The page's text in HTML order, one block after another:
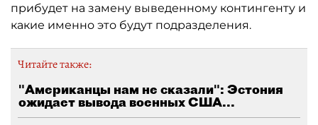
прибудет на замену выведенному контингенту и
какие именно это будут подразделения.
Читайте также:
"Американцы нам не сказали": Эстония
ожидает вывода военных США...